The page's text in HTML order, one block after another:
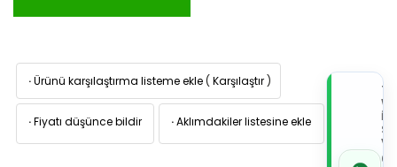
·Ürünü karşılaştırma listeme ekle ( Karşılaştır )
·Fiyatı düşünce bildir ·Aklımdakiler listesine ekle
İLE